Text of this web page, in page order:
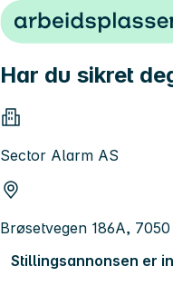
Hopp til innhold
Har du sikret
Sector Alarm AS
Brøsetvegen 186A,
Stillingsannonsen er